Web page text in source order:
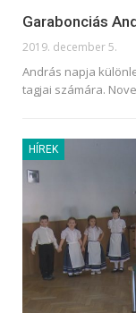
Garabonciás
2019. december 5.
András napja
tagjai számára.
HÍREK